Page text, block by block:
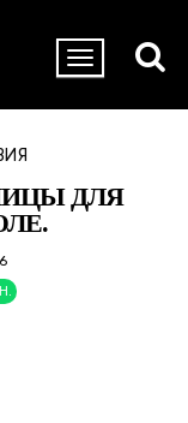
ДЛЯ